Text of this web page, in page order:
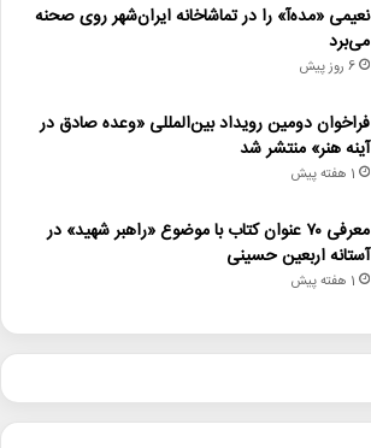
نعیمی «مده‌آ» را در تماشاخانه ایران‌شهر روی صحنه
می‌برد
6 روز پیش
فراخوان دومین رویداد بین‌المللی «وعده صادق در
آینه هنر» منتشر شد
1 هفته پیش
معرفی ۷۰ عنوان کتاب با موضوع «راهبر شهید» در
آستانه اربعین حسینی
1 هفته پیش